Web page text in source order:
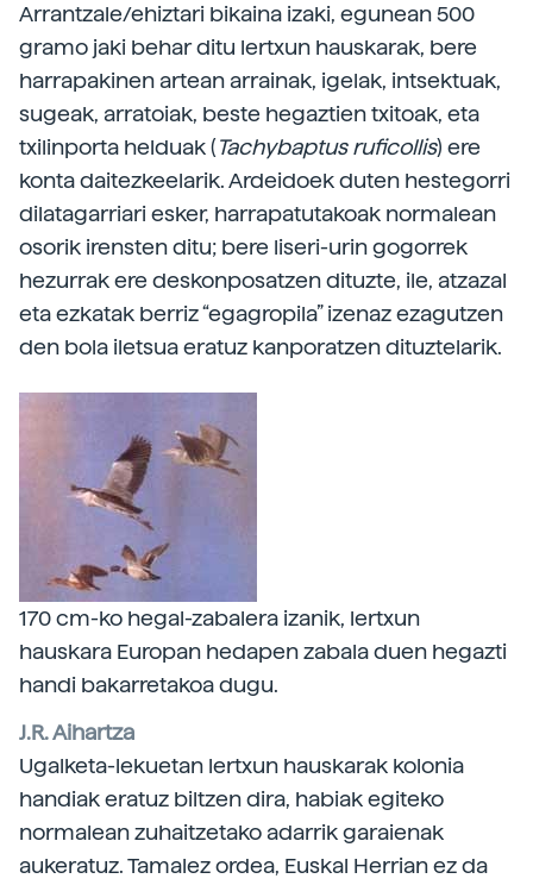
Arrantzale/ehiztari bikaina izaki, egunean 500
gramo jaki behar ditu lertxun hauskarak, bere
harrapakinen artean arrainak, igelak, intsektuak,
sugeak, arratoiak, beste hegaztien txitoak, eta
txilinporta helduak (Tachybaptus ruficollis) ere
konta daitezkeelarik. Ardeidoek duten hestegorri
dilatagarriari esker, harrapatutakoak normalean
osorik irensten ditu; bere liseri-urin gogorrek
hezurrak ere deskonposatzen dituzte, ile, atzazal
eta ezkatak berriz “egagropila” izenaz ezagutzen
den bola iletsua eratuz kanporatzen dituztelarik.
170 cm-ko hegal-zabalera izanik, lertxun
hauskara Europan hedapen zabala duen hegazti
handi bakarretakoa dugu.
J.R. Aihartza
Ugalketa-lekuetan lertxun hauskarak kolonia
handiak eratuz biltzen dira, habiak egiteko
normalean zuhaitzetako adarrik garaienak
aukeratuz. Tamalez ordea, Euskal Herrian ez da